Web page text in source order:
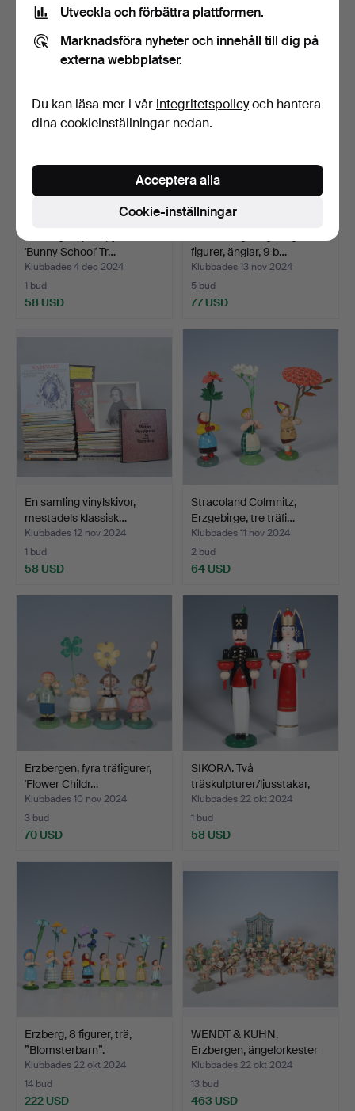
1 bud
58 USD
1 bud
58 USD
'Bunny School' Tr…
Klubbades 4 dec 2024
1 bud
58 USD
figurer, änglar, 9 b…
Klubbades 13 nov 2024
5 bud
77 USD
En samling vinylskivor,
mestadels klassisk…
Klubbades 12 nov 2024
1 bud
58 USD
Stracoland Colmnitz,
Erzgebirge, tre träfi…
Klubbades 11 nov 2024
2 bud
64 USD
Erzbergen, fyra träfigurer,
'Flower Childr…
Klubbades 10 nov 2024
3 bud
70 USD
SIKORA. Två
träskulpturer/ljusstakar,
'äng…
Klubbades 22 okt 2024
1 bud
58 USD
Erzberg, 8 figurer, trä,
”Blomsterbarn”.
Klubbades 22 okt 2024
14 bud
222 USD
WENDT & KÜHN.
Erzbergen, ängelorkester
med…
Klubbades 22 okt 2024
13 bud
463 USD
Utveckla och förbättra plattformen.
Marknadsföra nyheter och innehåll till dig på
externa webbplatser.
Du kan läsa mer i vår integritetspolicyoch hantera
dina cookieinställningar nedan.
Cookie-inställningar
Acceptera alla